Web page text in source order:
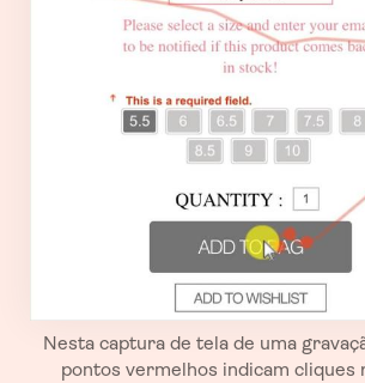
Nesta captura de tela de uma
pontos vermelhos indicam cliques